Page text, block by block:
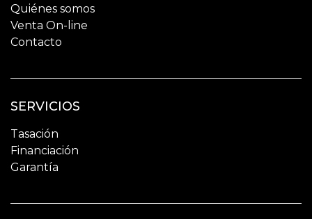
Quiénes somos
Venta On-line
Contacto
SERVICIOS
Tasación
Financiación
Garantía